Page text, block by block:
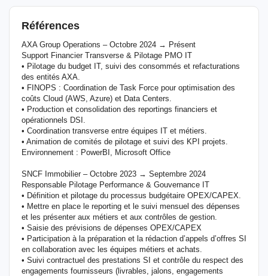
Références
AXA Group Operations – Octobre 2024 → Présent
Support Financier Transverse & Pilotage PMO IT
• Pilotage du budget IT, suivi des consommés et refacturations
des entités AXA.
• FINOPS : Coordination de Task Force pour optimisation des
coûts Cloud (AWS, Azure) et Data Centers.
• Production et consolidation des reportings financiers et
opérationnels DSI.
• Coordination transverse entre équipes IT et métiers.
• Animation de comités de pilotage et suivi des KPI projets.
Environnement : PowerBI, Microsoft Office
SNCF Immobilier – Octobre 2023 → Septembre 2024
Responsable Pilotage Performance & Gouvernance IT
• Définition et pilotage du processus budgétaire OPEX/CAPEX.
• Mettre en place le reporting et le suivi mensuel des dépenses
et les présenter aux métiers et aux contrôles de gestion.
• Saisie des prévisions de dépenses OPEX/CAPEX
• Participation à la préparation et la rédaction d’appels d’offres SI
en collaboration avec les équipes métiers et achats.
• Suivi contractuel des prestations SI et contrôle du respect des
engagements fournisseurs (livrables, jalons, engagements